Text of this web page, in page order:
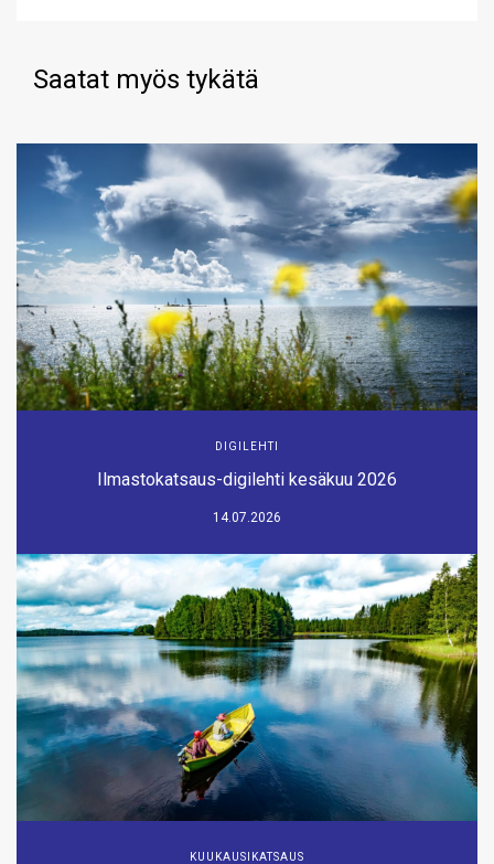
Saatat myös tykätä
DIGILEHTI
Ilmastokatsaus-digilehti kesäkuu 2026
14.07.2026
KUUKAUSIKATSAUS